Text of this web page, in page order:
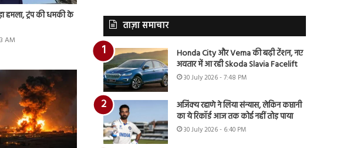
हमला, ट्रंप की धमकी के
AM
ताज़ा समाचार
Honda City और Verna की बढ़ी टेंशन, नए
अवतार में आ रही Skoda Slavia Facelift
30 July 2026 - 7:48 PM
अजिंक्य रहाणे ने लिया संन्यास, लेकिन कप्तानी
का ये रिकॉर्ड आज तक कोई नहीं तोड़ पाया
30 July 2026 - 6:40 PM